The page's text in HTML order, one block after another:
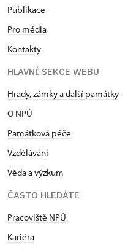
Publikace
Pro média
Kontakty
HLAVNÍ SEKCE WEBU
Hrady, zámky a další památky
O NPÚ
Památková péče
Vzdělávání
Věda a výzkum
ČASTO HLEDÁTE
Pracoviště NPÚ
Kariéra